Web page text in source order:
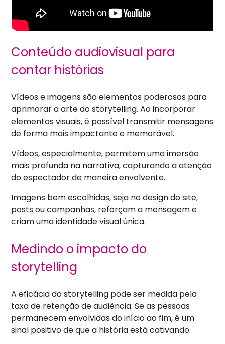
Conteúdo audiovisual para
contar histórias
Vídeos e imagens são elementos poderosos para
aprimorar a arte do storytelling. Ao incorporar
elementos visuais, é possível transmitir mensagens
de forma mais impactante e memorável.
Vídeos, especialmente, permitem uma imersão
mais profunda na narrativa, capturando a atenção
do espectador de maneira envolvente.
Imagens bem escolhidas, seja no design do site,
posts ou campanhas, reforçam a mensagem e
criam uma identidade visual única.
Medindo o impacto do
storytelling
A eficácia do storytelling pode ser medida pela
taxa de retenção de audiência. Se as pessoas
permanecem envolvidas do início ao fim, é um
sinal positivo de que a história está cativando.